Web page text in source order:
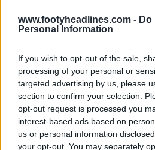
www.footyheadlines.com -
Personal Information
If you wish to opt-out of the sale,
processing of your personal or
targeted advertising by us, please
section to confirm your selection.
opt-out request is processed you
interest-based ads based on
us or personal information
your opt-out. You may separately